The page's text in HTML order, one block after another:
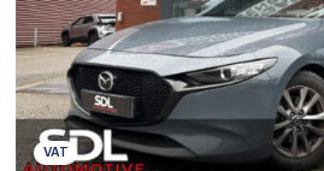
Lichtmetalen velgen 18"
Metaalkleur
Mistlampen voor
Parkeersensor achter
VAT